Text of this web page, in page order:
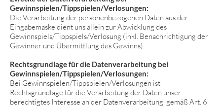
Gewinnspielen/Tippspielen/Verlosungen:
Die Verarbeitung der personenbezogenen Daten aus der
Eingabemaske dient uns allein zur Abwicklung des
Gewinnspiels/Tippspiels/Verlosung (inkl. Benachrichtigung der
Gewinner und Übermittlung des Gewinns).
Rechtsgrundlage für die Datenverarbeitung bei
Gewinnspielen/Tippspielen/Verlosungen:
Bei Gewinnspielen/Tippspielen/Verlosungen ist
Rechtsgrundlage für die Verarbeitung der Daten unser
berechtigtes Interesse an der Datenverarbeitung gemäß Art. 6